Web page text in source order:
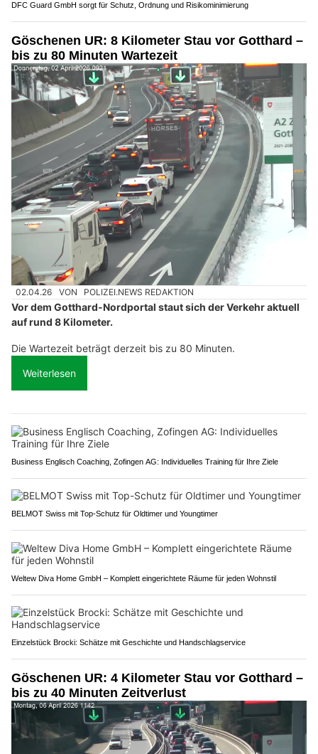
DFC Guard GmbH sorgt für Schutz, Ordnung und Risikominimierung
Göschenen UR: 8 Kilometer Stau vor Gotthard –
bis zu 80 Minuten Wartezeit
02.04.26 VON POLIZEI.NEWS REDAKTION
Vor dem Gotthard-Nordportal staut sich der Verkehr aktuell
auf rund 8 Kilometer.
Die Wartezeit beträgt derzeit bis zu 80 Minuten.
Weiterlesen
Business Englisch Coaching, Zofingen AG: Individuelles Training für Ihre Ziele
BELMOT Swiss mit Top-Schutz für Oldtimer und Youngtimer
Weltew Diva Home GmbH – Komplett eingerichtete Räume für jeden Wohnstil
Einzelstück Brocki: Schätze mit Geschichte und Handschlagservice
Göschenen UR: 4 Kilometer Stau vor Gotthard –
bis zu 40 Minuten Zeitverlust